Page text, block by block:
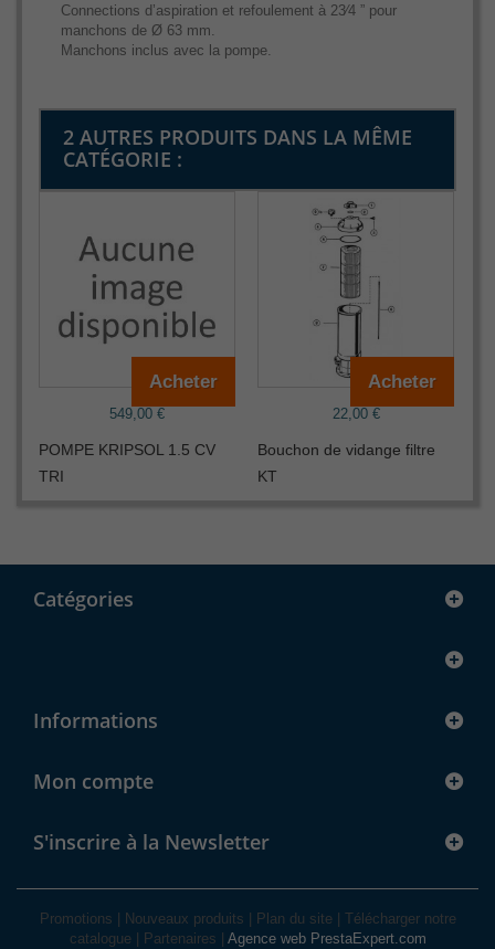
Connections d’aspiration et refoulement à 23⁄4 ” pour
manchons de Ø 63 mm.
Manchons inclus avec la pompe.
2 AUTRES PRODUITS DANS LA MÊME
CATÉGORIE :
549,00 €
Acheter
POMPE KRIPSOL 1.5 CV
TRI
22,00 €
Acheter
Bouchon de vidange filtre
KT
Catégories
Informations
Mon compte
S'inscrire à la Newsletter
Promotions Nouveaux produits Plan du site| Télécharger notre
catalogue| Partenaires Agence web PrestaExpert.com